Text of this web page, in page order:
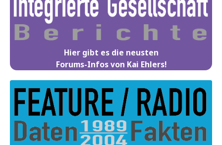
Hier gibt es die neusten
Forums-Infos von Kai Ehlers!